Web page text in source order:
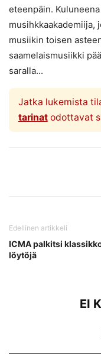
eteenpäin.
musihkkaakademiija,
musiikin toisen
saamelaismusiikki
saralla...
Jatka lukemista
tarinatodottavat
Edellinen artikkeli
ICMA palkitsi
löytöjä
EI